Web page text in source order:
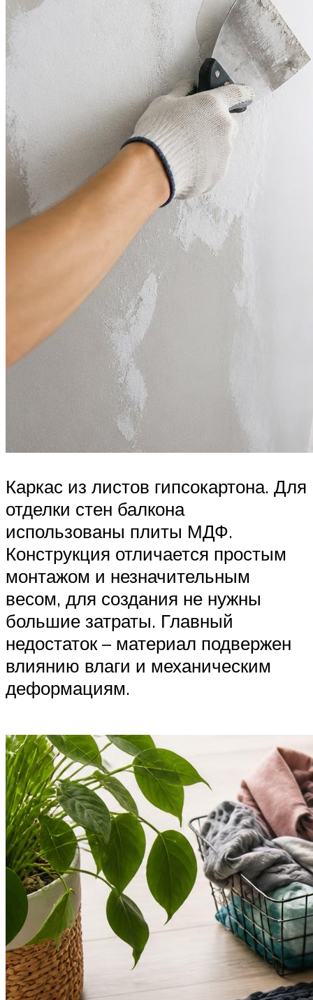
Каркас из листов гипсокартона. Для
отделки стен балкона
использованы плиты МДФ.
Конструкция отличается простым
монтажом и незначительным
весом, для создания не нужны
большие затраты. Главный
недостаток – материал подвержен
влиянию влаги и механическим
деформациям.